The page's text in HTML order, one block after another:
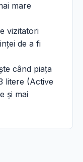
mare
vizitatori
de a fi
când piața
litere (Active
și mai